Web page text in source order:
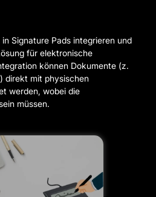
Signature Pads integrieren und
für elektronische
können Dokumente (z.
direkt mit physischen
werden, wobei die
müssen.